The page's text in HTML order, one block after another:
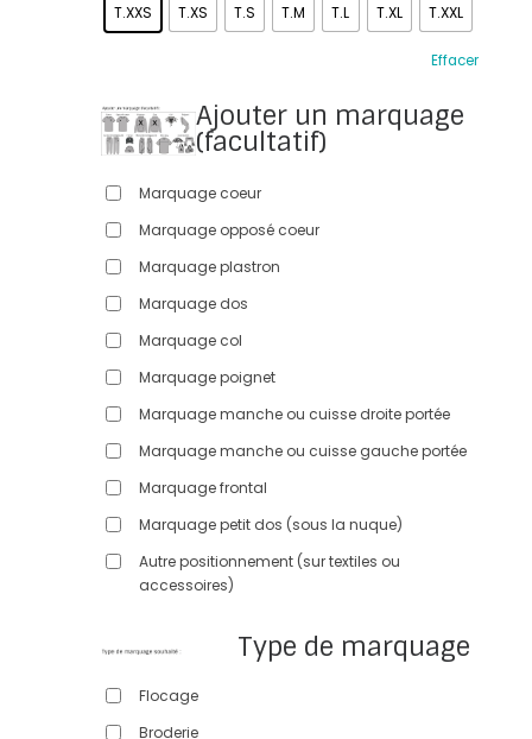
T.XXS T.XS T.S T.M T.L T.XL T.XXL
Effacer
Ajouter un marquage
(facultatif)
Marquage coeur
Marquage opposé coeur
Marquage plastron
Marquage dos
Marquage col
Marquage poignet
Marquage manche ou cuisse droite portée
Marquage manche ou cuisse gauche portée
Marquage frontal
Marquage petit dos (sous la nuque)
Autre positionnement (sur textiles ou
accessoires)
Type de marquage
Flocage
Broderie